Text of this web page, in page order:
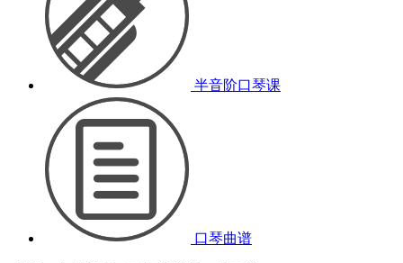
半音阶口琴课
口琴曲谱